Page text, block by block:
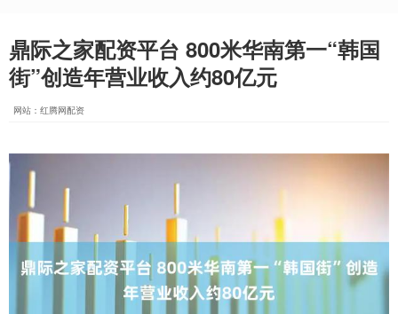
鼎际之家配资平台 800米华南第一“韩国
街”创造年营业收入约80亿元
网站：红腾网配资